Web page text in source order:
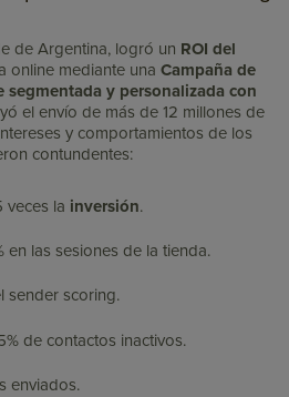
de Argentina, logró un ROI del
online mediante unaCampañade
y personalizada con
el envío de más de 12 millones de
y comportamientos de los
contundentes:
veces la inversión.
en las sesiones de la tienda.
sender scoring.
de contactos inactivos.
enviados.